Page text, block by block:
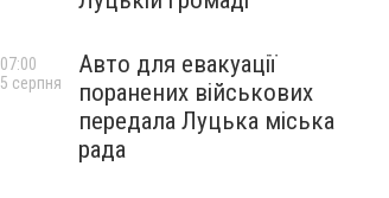
Авто для евакуації
поранених військових
передала Луцька міська
рада
07:00
5 серпня